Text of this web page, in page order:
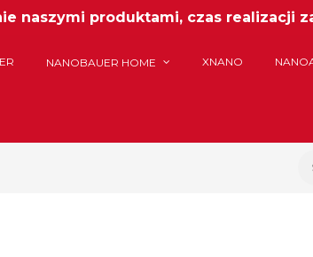
naszymi produktami, czas realizacji
NANOBAUER HOME XNANO